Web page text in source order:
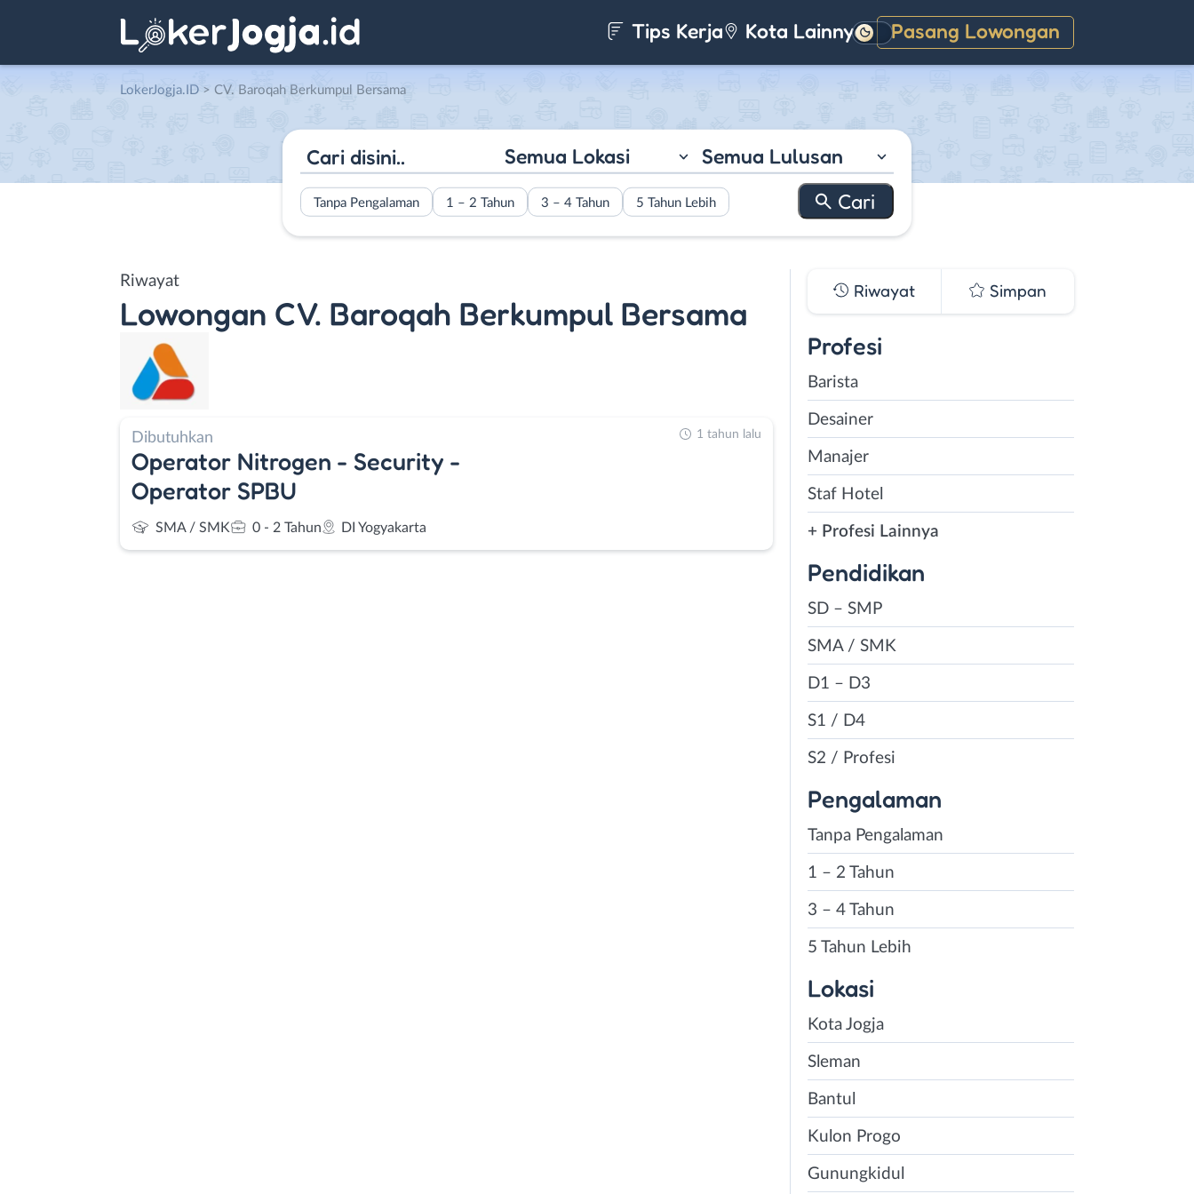
Tips Kerja Kota Lainnya Pasang Lowongan
Gelap
LokerJogja.ID > CV. Baroqah Berkumpul Bersama
Semua Lokasi Semua Lulusan
Tanpa Pengalaman 1 – 2 Tahun 3 – 4 Tahun 5 Tahun Lebih
Riwayat
Lowongan CV. Baroqah Berkumpul Bersama
Dibutuhkan
Operator Nitrogen - Security -
Operator SPBU
SMA / SMK 0 - 2 Tahun DI Yogyakarta
1 tahun lalu
Riwayat Simpan
Profesi
Barista
Desainer
Manajer
Staf Hotel
+ Profesi Lainnya
Pendidikan
SD – SMP
SMA / SMK
D1 – D3
S1 / D4
S2 / Profesi
Pengalaman
Tanpa Pengalaman
1 – 2 Tahun
3 – 4 Tahun
5 Tahun Lebih
Lokasi
Kota Jogja
Sleman
Bantul
Kulon Progo
Gunungkidul